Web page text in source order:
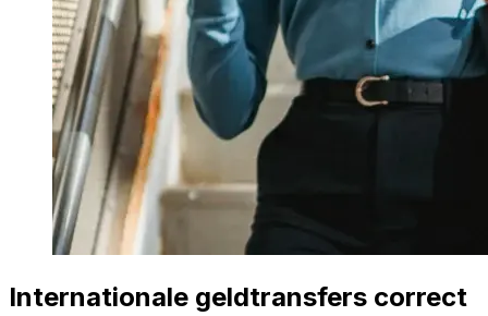
Internationale geldtransfers correct